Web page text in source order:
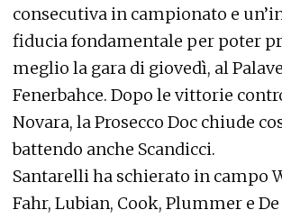
consecutiva in campionato e
fiducia fondamentale per poter
meglio la gara di giovedì, al
Fenerbahce. Dopo le vittorie
Novara, la Prosecco Doc chiude
battendo anche Scandicci.
Santarelli ha schierato in campo
Fahr, Lubian, Cook, Plummer e